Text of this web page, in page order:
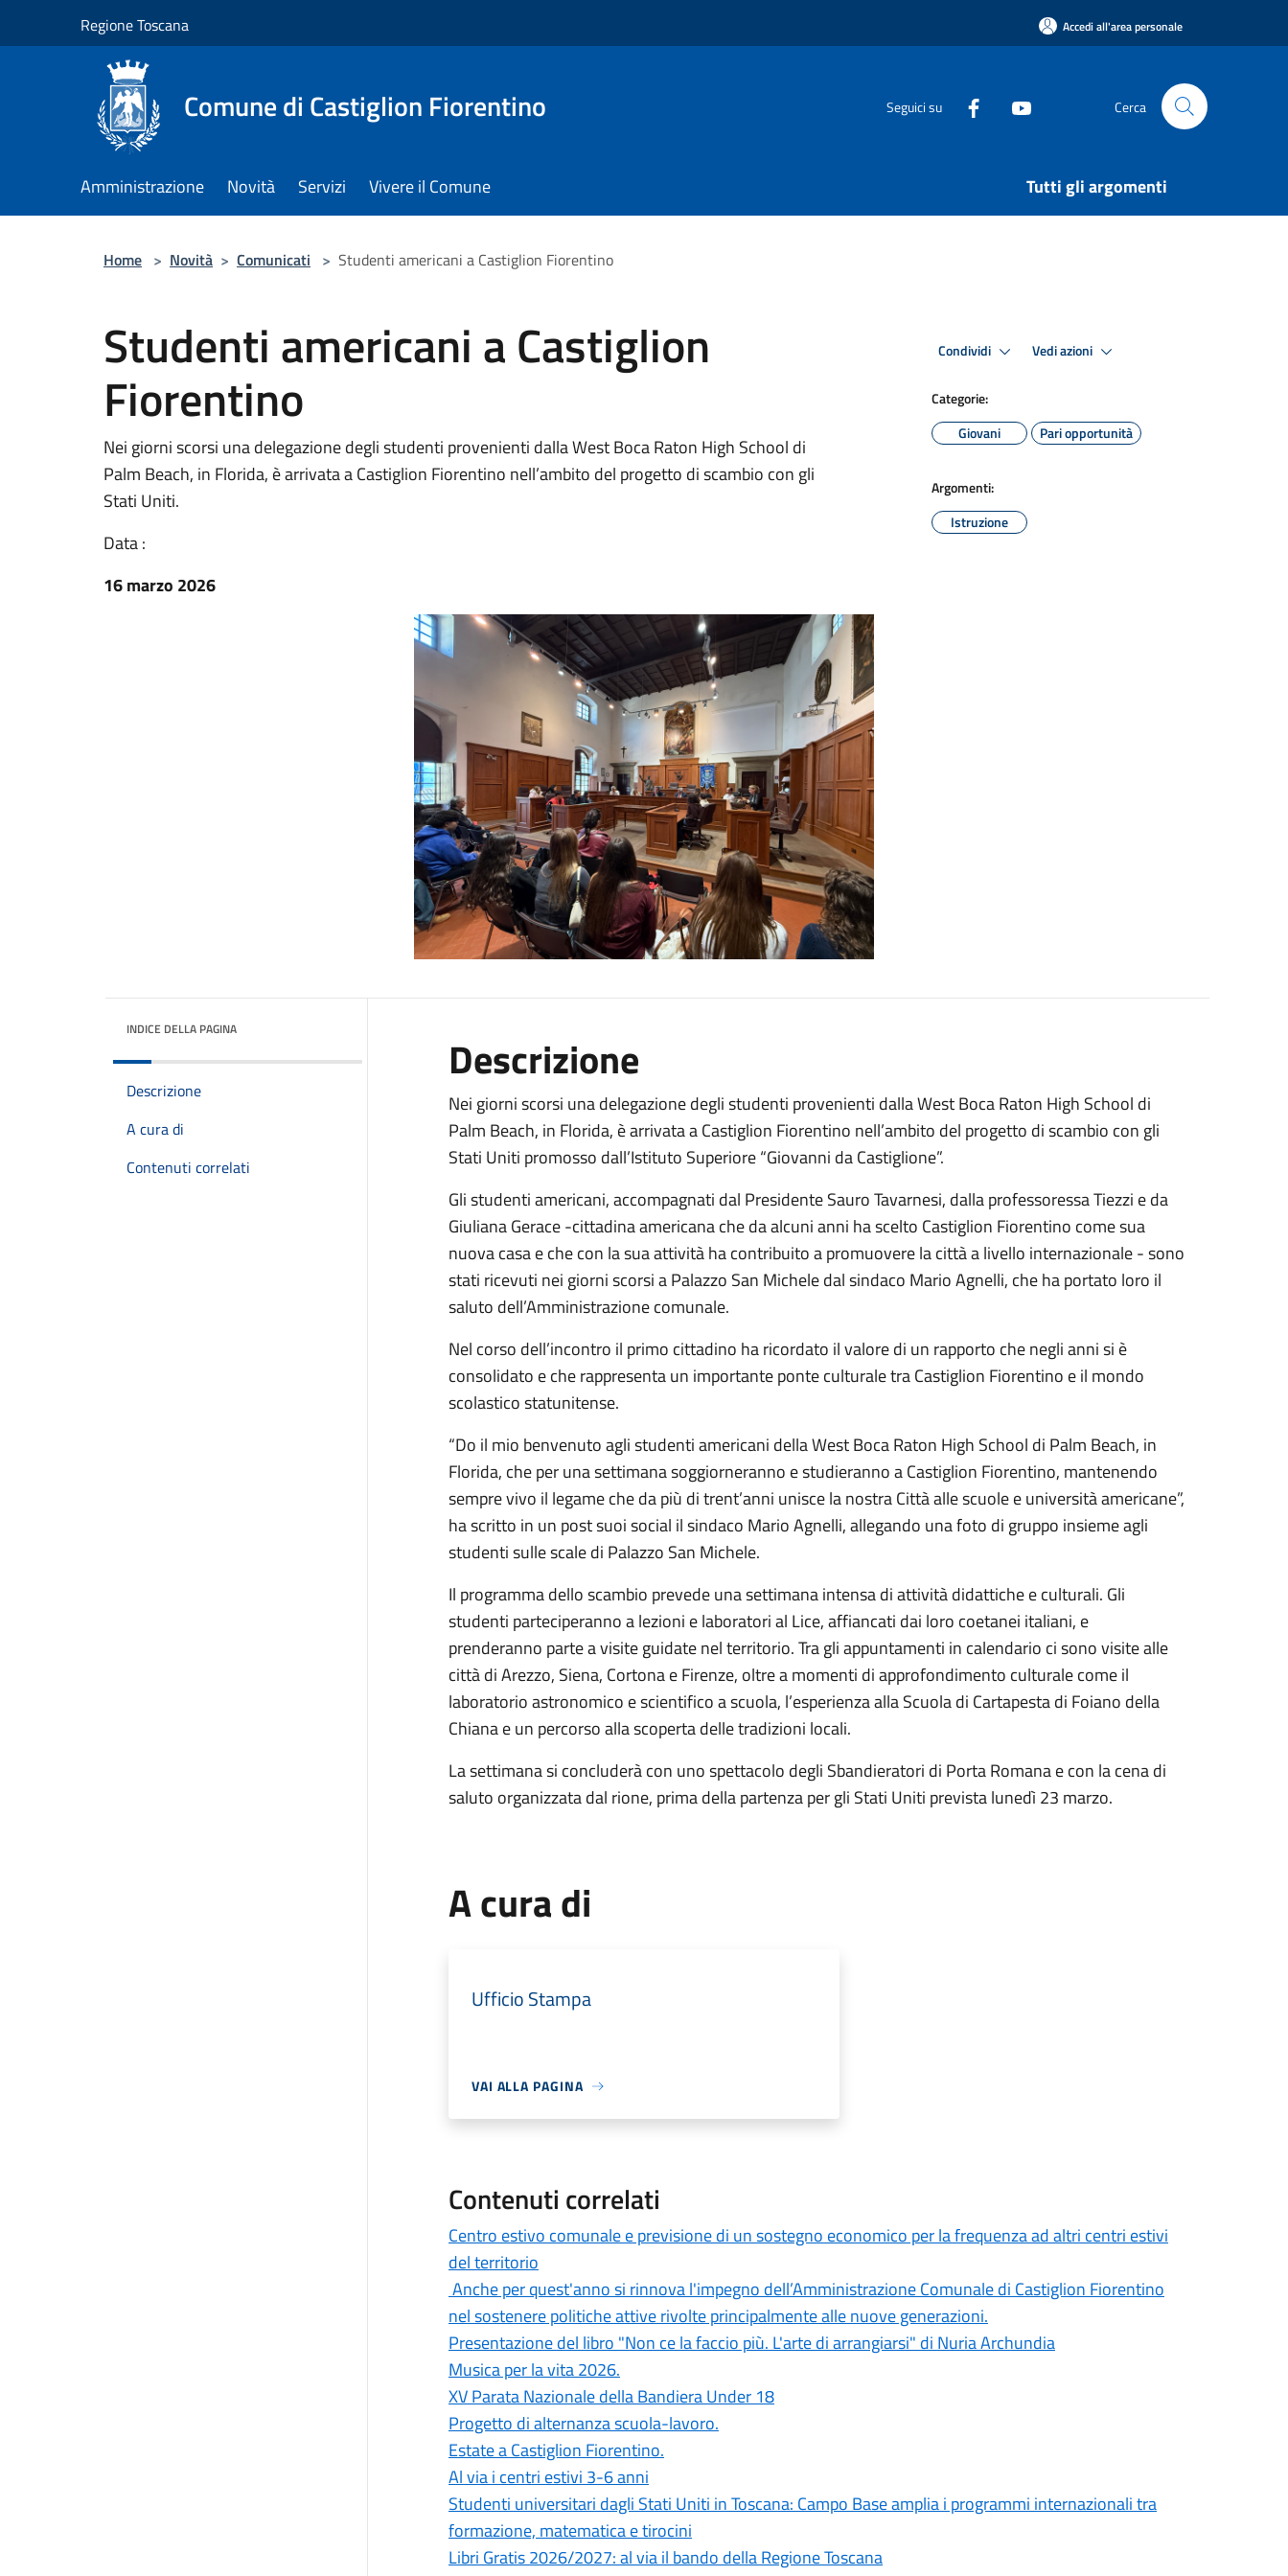
Regione Toscana Accedi all'area personale
Comune di Castiglion Fiorentino Seguici su Cerca
Amministrazione Novità Servizi Vivere il Comune Tutti gli argomenti
Home > Novità > Comunicati > Studenti americani a Castiglion Fiorentino
Studenti americani a Castiglion
Fiorentino
Nei giorni scorsi una delegazione degli studenti provenienti dalla West Boca Raton High School di
Palm Beach, in Florida, è arrivata a Castiglion Fiorentino nell’ambito del progetto di scambio con gli
Stati Uniti.
Data :
16 marzo 2026
Condividi Vedi azioni
Categorie:
Giovani
Pari opportunità
Argomenti:
Istruzione
INDICE DELLA PAGINA
Descrizione
A cura di
Contenuti correlati
Descrizione
Nei giorni scorsi una delegazione degli studenti provenienti dalla West Boca Raton High School di
Palm Beach, in Florida, è arrivata a Castiglion Fiorentino nell’ambito del progetto di scambio con gli
Stati Uniti promosso dall’Istituto Superiore “Giovanni da Castiglione”.
Gli studenti americani, accompagnati dal Presidente Sauro Tavarnesi, dalla professoressa Tiezzi e da
Giuliana Gerace -cittadina americana che da alcuni anni ha scelto Castiglion Fiorentino come sua
nuova casa e che con la sua attività ha contribuito a promuovere la città a livello internazionale - sono
stati ricevuti nei giorni scorsi a Palazzo San Michele dal sindaco Mario Agnelli, che ha portato loro il
saluto dell’Amministrazione comunale.
Nel corso dell’incontro il primo cittadino ha ricordato il valore di un rapporto che negli anni si è
consolidato e che rappresenta un importante ponte culturale tra Castiglion Fiorentino e il mondo
scolastico statunitense.
“Do il mio benvenuto agli studenti americani della West Boca Raton High School di Palm Beach, in
Florida, che per una settimana soggiorneranno e studieranno a Castiglion Fiorentino, mantenendo
sempre vivo il legame che da più di trent’anni unisce la nostra Città alle scuole e università americane”,
ha scritto in un post suoi social il sindaco Mario Agnelli, allegando una foto di gruppo insieme agli
studenti sulle scale di Palazzo San Michele.
Il programma dello scambio prevede una settimana intensa di attività didattiche e culturali. Gli
studenti parteciperanno a lezioni e laboratori al Lice, affiancati dai loro coetanei italiani, e
prenderanno parte a visite guidate nel territorio. Tra gli appuntamenti in calendario ci sono visite alle
città di Arezzo, Siena, Cortona e Firenze, oltre a momenti di approfondimento culturale come il
laboratorio astronomico e scientifico a scuola, l’esperienza alla Scuola di Cartapesta di Foiano della
Chiana e un percorso alla scoperta delle tradizioni locali.
La settimana si concluderà con uno spettacolo degli Sbandieratori di Porta Romana e con la cena di
saluto organizzata dal rione, prima della partenza per gli Stati Uniti prevista lunedì 23 marzo.
A cura di
Ufficio Stampa
VAI ALLA PAGINA
Contenuti correlati
Centro estivo comunale e previsione di un sostegno economico per la frequenza ad altri centri estivi
del territorio
Anche per quest'anno si rinnova l'impegno dell’Amministrazione Comunale di Castiglion Fiorentino
nel sostenere politiche attive rivolte principalmente alle nuove generazioni.
Presentazione del libro "Non ce la faccio più. L'arte di arrangiarsi" di Nuria Archundia
Musica per la vita 2026.
XV Parata Nazionale della Bandiera Under 18
Progetto di alternanza scuola-lavoro.
Estate a Castiglion Fiorentino.
Al via i centri estivi 3-6 anni
Studenti universitari dagli Stati Uniti in Toscana: Campo Base amplia i programmi internazionali tra
formazione, matematica e tirocini
Libri Gratis 2026/2027: al via il bando della Regione Toscana